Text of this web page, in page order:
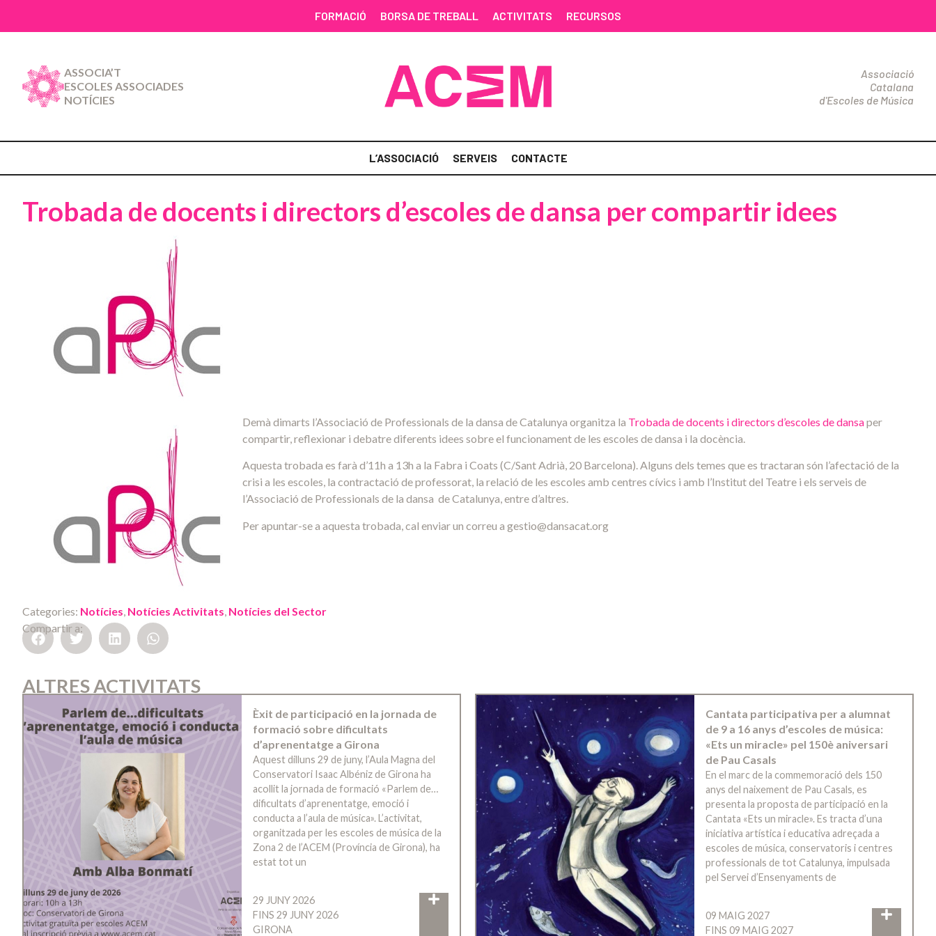
FORMACIÓ BORSA DE TREBALL ACTIVITATS RECURSOS
ASSOCIA’T
ESCOLES ASSOCIADES
NOTÍCIES
Associació
Catalana
d'Escoles de Música
L’ASSOCIACIÓ SERVEIS CONTACTE
Trobada de docents i directors d’escoles de dansa per compartir idees
Demà dimarts l’Associació de Professionals de la dansa de Catalunya organitza la Trobada de docents i directors d’escoles de dansaper
compartir, reflexionar i debatre diferents idees sobre el funcionament de les escoles de dansa i la docència.
Aquesta trobada es farà d’11h a 13h a la Fabra i Coats (C/Sant Adrià, 20 Barcelona). Alguns dels temes que es tractaran són l’afectació de la
crisi a les escoles, la contractació de professorat, la relació de les escoles amb centres cívics i amb l’Institut del Teatre i els serveis de
l’Associació de Professionals de la dansa de Catalunya, entre d’altres.
Per apuntar-se a aquesta trobada, cal enviar un correu a gestio@dansacat.org
Categories: Notícies, Notícies Activitats, Notícies del Sector
Compartir a:
ALTRES ACTIVITATS
Èxit de participació en la jornada de
formació sobre dificultats
d’aprenentatge a Girona
Aquest dilluns 29 de juny, l’Aula Magna del
Conservatori Isaac Albéniz de Girona ha
acollit la jornada de formació «Parlem de…
dificultats d’aprenentatge, emoció i
conducta a l’aula de música». L’activitat,
organitzada per les escoles de música de la
Zona 2 de l’ACEM (Província de Girona), ha
estat tot un
29 JUNY 2026
FINS 29 JUNY 2026
GIRONA
Cantata participativa per a alumnat
de 9 a 16 anys d’escoles de música:
«Ets un miracle» pel 150è aniversari
de Pau Casals
En el marc de la commemoració dels 150
anys del naixement de Pau Casals, es
presenta la proposta de participació en la
Cantata «Ets un miracle». Es tracta d’una
iniciativa artística i educativa adreçada a
escoles de música, conservatoris i centres
professionals de tot Catalunya, impulsada
pel Servei d’Ensenyaments de
09 MAIG 2027
FINS 09 MAIG 2027